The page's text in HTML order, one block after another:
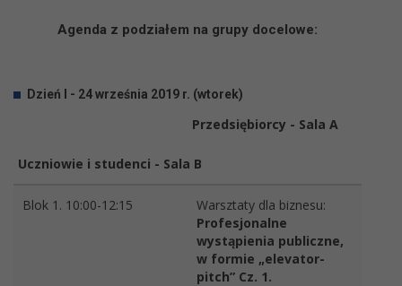
Agenda z podziałem na grupy docelowe:
Dzień I - 24 września 2019 r. (wtorek)
Przedsiębiorcy - Sala A
Uczniowie i studenci - Sala B
Blok 1. 10:00-12:15
Warsztaty dla biznesu:
Profesjonalne
wystąpienia publiczne,
w formie „elevator-
pitch” Cz. 1.